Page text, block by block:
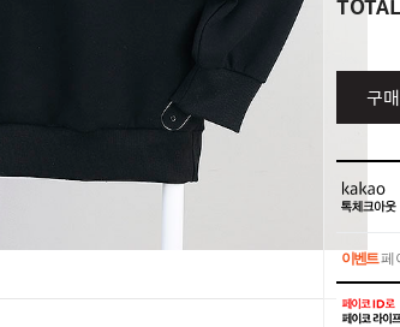
TOTAL
구
이벤트페
이벤트페